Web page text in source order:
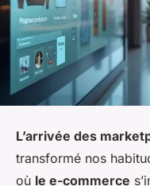
L’arrivée des
transformé nos
où le e-commerce